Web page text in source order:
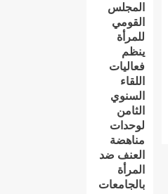
المجلس
القومي
للمرأة
ينظم
فعاليات
اللقاء
السنوي
الثامن
لوحدات
مناهضة
العنف ضد
المرأة
بالجامعات